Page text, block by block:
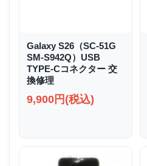
Galaxy S26（SC-51G
SM-S942Q）USB
TYPE-Cコネクター 交
換修理
9,900円(税込)